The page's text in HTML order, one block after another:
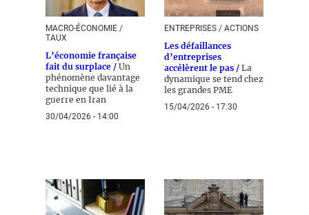
MACRO-ÉCONOMIE /
TAUX
L’économie française
fait du surplace / Un
phénomène davantage
technique que lié à la
guerre en Iran
30/04/2026 - 14:00
ENTREPRISES / ACTIONS
Les défaillances
d’entreprises
accélèrent le pas / La
dynamique se tend chez
les grandes PME
15/04/2026 - 17:30